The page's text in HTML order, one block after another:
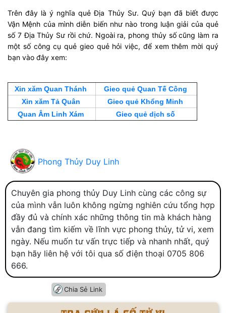
Trên đây là ý nghĩa quẻ Địa Thủy Sư. Quý bạn đã biết được
Vận Mệnh của mình diễn biến như nào trong luận giải của quẻ
số 7 Địa Thủy Sư rồi chứ. Ngoài ra, phong thủy số cũng làm ra
một số công cụ quẻ gieo quẻ hỏi việc, để xem thêm mời quý
bạn vào đây xem:
Xin xăm Quan Thánh
Gieo quẻ Quan Tế Công
Xin xăm Tả Quân
Gieo quẻ Khổng Minh
Quan Âm Linh Xám
Gieo quẻ dịch số
Phong Thủy Duy Linh
Chuyên gia phong thủy Duy Linh cùng các công sự
của mình vẫn luôn không ngừng nghiên cứu tổng hợp
đầy đủ và chính xác những thông tin mà khách hàng
vẫn đang tìm kiếm về lĩnh vực phong thủy, tử vi, xem
ngày. Nếu muốn tư vấn trực tiếp và nhanh nhất, quý
bạn hãy liên hệ với tôi qua số điện thoại 0705 806
666.
Chia Sẻ Link